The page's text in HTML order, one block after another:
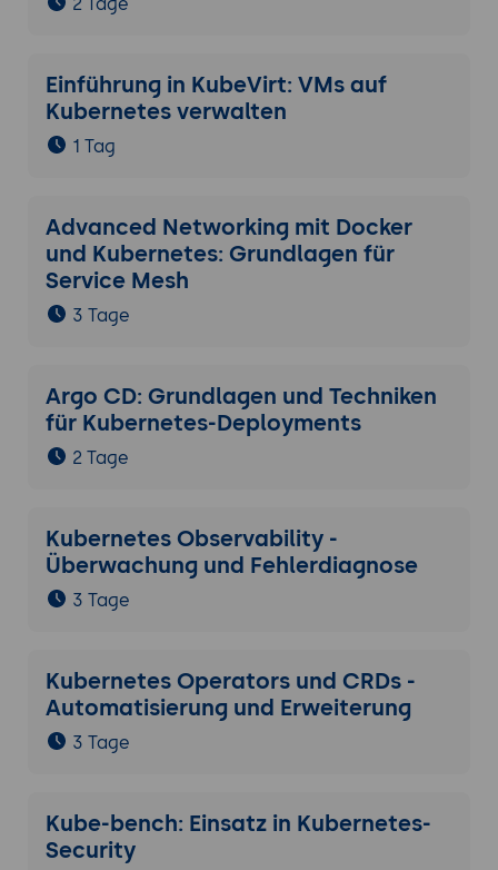
2 Tage
Einführung in KubeVirt: VMs auf
Kubernetes verwalten
1 Tag
Advanced Networking mit Docker
und Kubernetes: Grundlagen für
Service Mesh
3 Tage
Argo CD: Grundlagen und Techniken
für Kubernetes-Deployments
2 Tage
Kubernetes Observability -
Überwachung und Fehlerdiagnose
3 Tage
Kubernetes Operators und CRDs -
Automatisierung und Erweiterung
3 Tage
Kube-bench: Einsatz in Kubernetes-
Security